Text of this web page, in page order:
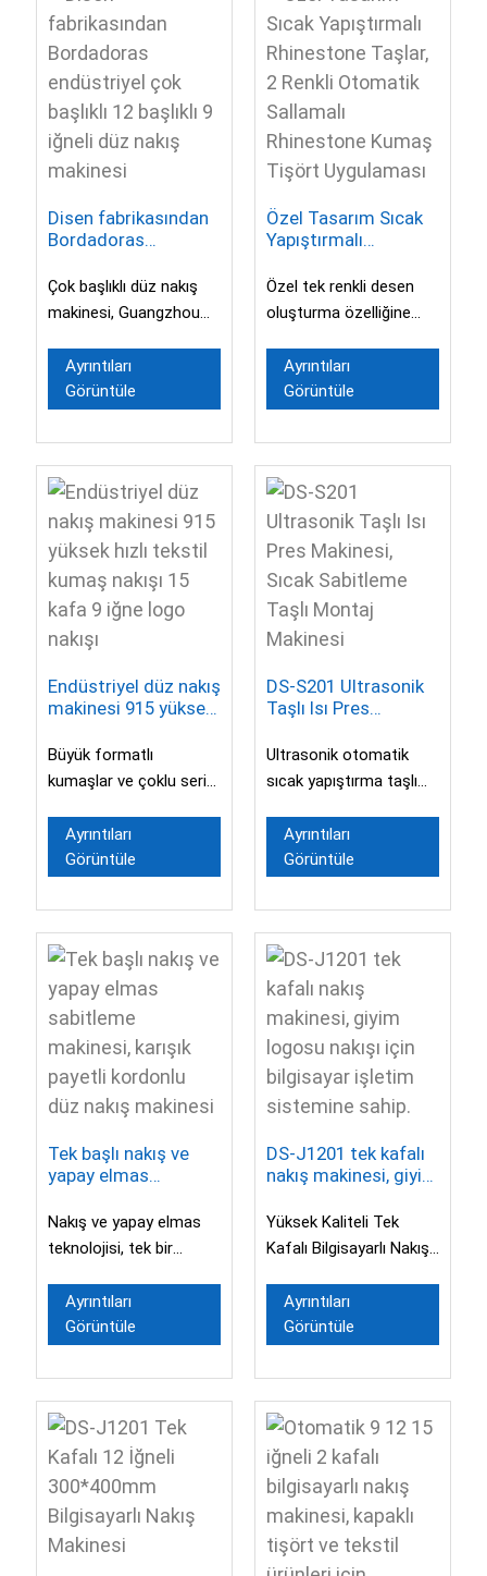
Disen fabrikasından
Bordadoras
başlıklı 12 başlıklı 9
iğneli düz nakış
makinesi
Çok başlıklı düz nakış
makinesi, Guangzhou
Ekipman Şirketi
tarafından üretilmiştir.
Ayrıntıları
Görüntüle
Özel Tasarım Sıcak
Yapıştırmalı
Renkli Otomatik
Sallamalı Rhinestone
Kumaş Tişört
Uygulaması
Özel tek renkli desen
oluşturma özelliğine
yapay elmas üretebilen
sallama makinesi...
Ayrıntıları
Görüntüle
Endüstriyel düz nakış
makinesi 915 yüksek
nakışı 15 kafa 9 iğne
logo nakışı
Büyük formatlı
kumaşlar ve çoklu seri
düz nakış makinesi,
yaygın olarak
Ayrıntıları
Görüntüle
DS-S201 Ultrasonik
Taşlı Isı Pres
Sabitleme Taşlı
Montaj Makinesi
Ultrasonik otomatik
sıcak yapıştırma taşlı
besleme özelliğiyle
yapıştırma hızını önemli
Ayrıntıları
Görüntüle
Tek başlı nakış ve
yapay elmas
karışık payetli
kordonlu düz nakış
makinesi
Nakış ve yapay elmas
teknolojisi, tek bir
yerini almasını sağlar.
Kolayca gerçekleştirin...
Ayrıntıları
Görüntüle
DS-J1201 tek kafalı
nakış makinesi, giyim
bilgisayar işletim
sistemine sahip.
Yüksek Kaliteli Tek
Kafalı Bilgisayarlı Nakış
Seçeneğiyle, Şapka,
Tişört vb. Uygulamalar
Ayrıntıları
Görüntüle